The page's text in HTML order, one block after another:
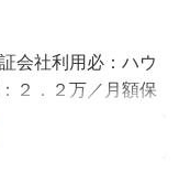
会社利用必：ハウ
２．２万／月額保
５％ ※ペット可
１００ヶ月／バス